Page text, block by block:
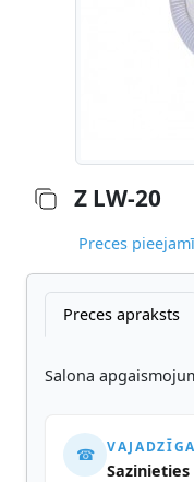
Z LW-20
Preces
Preces apraksts
Salona
☎